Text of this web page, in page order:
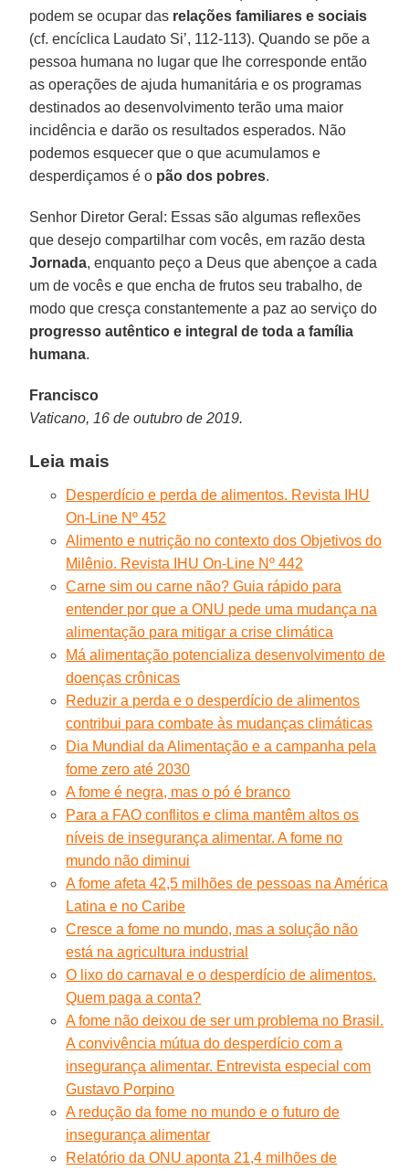
podem se ocupar das relações familiares e sociais
(cf. encíclica Laudato Si’, 112-113). Quando se põe a
pessoa humana no lugar que lhe corresponde então
as operações de ajuda humanitária e os programas
destinados ao desenvolvimento terão uma maior
incidência e darão os resultados esperados. Não
podemos esquecer que o que acumulamos e
desperdiçamos é o pão dos pobres.
Senhor Diretor Geral: Essas são algumas reflexões
que desejo compartilhar com vocês, em razão desta
Jornada, enquanto peço a Deus que abençoe a cada
um de vocês e que encha de frutos seu trabalho, de
modo que cresça constantemente a paz ao serviço do
progresso autêntico e integral de toda a família
humana.
Francisco
Vaticano, 16 de outubro de 2019.
Leia mais
Desperdício e perda de alimentos. Revista IHU
On-Line Nº 452
Alimento e nutrição no contexto dos Objetivos do
Milênio. Revista IHU On-Line Nº 442
Carne sim ou carne não? Guia rápido para
entender por que a ONU pede uma mudança na
alimentação para mitigar a crise climática
Má alimentação potencializa desenvolvimento de
doenças crônicas
Reduzir a perda e o desperdício de alimentos
contribui para combate às mudanças climáticas
Dia Mundial da Alimentação e a campanha pela
fome zero até 2030
A fome é negra, mas o pó é branco
Para a FAO conflitos e clima mantêm altos os
níveis de insegurança alimentar. A fome no
mundo não diminui
A fome afeta 42,5 milhões de pessoas na América
Latina e no Caribe
Cresce a fome no mundo, mas a solução não
está na agricultura industrial
O lixo do carnaval e o desperdício de alimentos.
Quem paga a conta?
A fome não deixou de ser um problema no Brasil.
A convivência mútua do desperdício com a
insegurança alimentar. Entrevista especial com
Gustavo Porpino
A redução da fome no mundo e o futuro de
insegurança alimentar
Relatório da ONU aponta 21,4 milhões de